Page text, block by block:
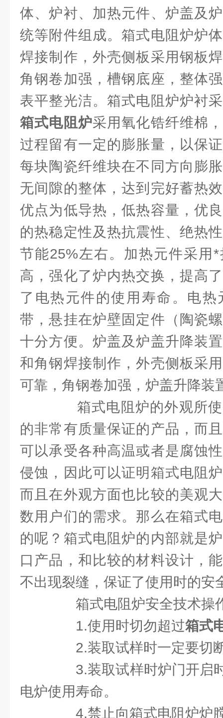
体、炉衬、加热元件、炉盖及
统等附件组成。箱式电阻炉炉
焊接制作，外壳侧板采用钢板
角钢卷加强，槽钢底座，整体
表平整光洁。箱式电阻炉炉衬
箱式电阻炉采用氧化锆纤维棉
过程留有一定的膨胀量，以保
每块陶瓷纤维块在不同方向膨
无间隙的整体，达到完好蓄热
优点为低导热，低热容量，优
的热稳定性及热抗震性、绝热
节能25%左右。加热元件采用
高，强化了炉内热交换，提高
了电热元件的使用寿命。电
带，悬挂在炉壁固定件（陶瓷
十分方便。炉盖及炉盖升降装
和角钢焊接制作，外壳侧板采
可靠，角钢卷加强，炉盖升降装
箱式电阻炉的外观所使
的非常有质量保证的产品，而
可以承受各种高温或者是腐蚀
侵蚀，因此可以证明箱式电阻
而且在外观方面也比较的美观
数用户们的需求。那么在箱式
的呢？箱式电阻炉的内部就是
口产品，和比较的材料设计，
不出现裂缝，保证了使用时的安
箱式电阻炉安全技术操
1.使用时切勿超过箱式
2.装取试样时一定要切
3.装取试样时炉门开启
电炉使用寿命。
4.禁止向箱式电阻炉炉